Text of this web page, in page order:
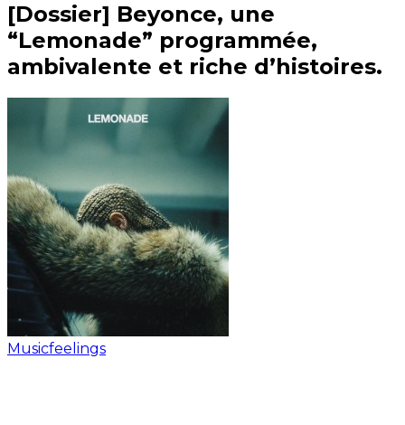
[Dossier] Beyonce, une
“Lemonade” programmée,
ambivalente et riche d’histoires.
Musicfeelings